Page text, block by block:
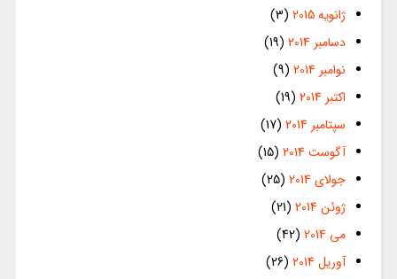
ژانویه 2015
(3)
دسامبر 2014
(19)
نوامبر 2014
(9)
اکتبر 2014
(19)
سپتامبر 2014
(17)
آگوست 2014
(15)
جولای 2014
(25)
ژوئن 2014
(21)
می 2014
(42)
آوریل 2014
(26)